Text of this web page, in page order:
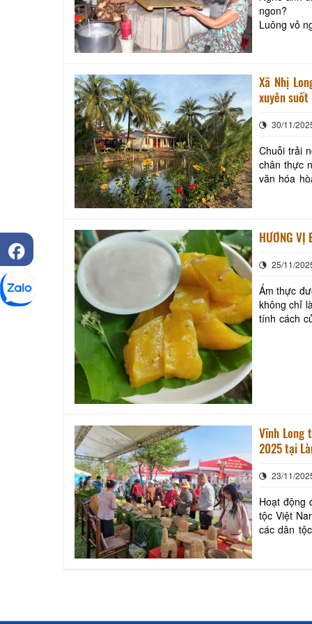
ngon? Bánh tráng Mỹ Lồng Bánh phồng Sơn Đốc Măng cụt Hàm
Luông vỏ ngoài
Xã Nhị
xuyên suốt
30/11/
Chuỗi trải
chân thực
văn hóa hòa quyện
HƯƠNG VỊ
25/11/
Ẩm thực
không chỉ
tính cách
Vĩnh Long
2025 tại
23/11/
Hoạt động
tộc Việt Nam do
các dân